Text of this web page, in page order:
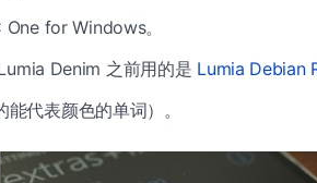
for Windows。
Denim 之前用的是 Lumia Debian
代表颜色的单词）。